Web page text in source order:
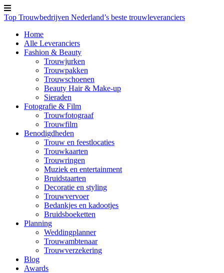
Top Trouwbedrijven Nederland’s beste trouwleveranciers
Home
Alle Leveranciers
Fashion & Beauty
Trouwjurken
Trouwpakken
Trouwschoenen
Beauty Hair & Make-up
Sieraden
Fotografie & Film
Trouwfotograaf
Trouwfilm
Benodigdheden
Trouw en feestlocaties
Trouwkaarten
Trouwringen
Muziek en entertainment
Bruidstaarten
Decoratie en styling
Trouwvervoer
Bedankjes en kadootjes
Bruidsboeketten
Planning
Weddingplanner
Trouwambtenaar
Trouwverzekering
Blog
Awards